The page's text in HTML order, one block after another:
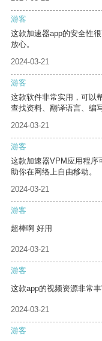
游客
这款加速器app的安全性
放心。
2024-03-21
游客
这款软件非常实用，可以
查找资料、翻译语言、编
2024-03-21
游客
这款加速器VPM应用程序
助你在网络上自由移动。
2024-03-21
游客
超棒啊 好用
2024-03-21
游客
这款app的视频资源非常
2024-03-21
游客